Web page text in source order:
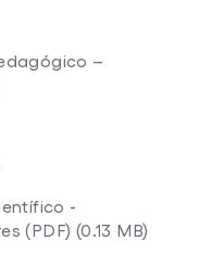
–
-
(PDF) (0.13 MB)